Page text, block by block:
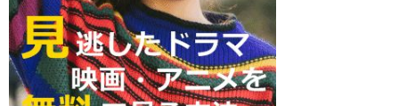
Powered by livedoor 相互RSS